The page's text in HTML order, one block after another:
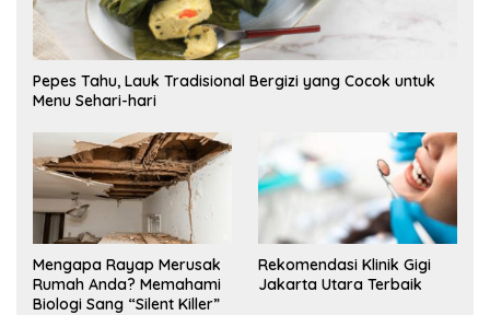
Pepes Tahu, Lauk Tradisional Bergizi yang Cocok untuk
Menu Sehari-hari
Mengapa Rayap Merusak
Rumah Anda? Memahami
Biologi Sang “Silent Killer”
Rekomendasi Klinik Gigi
Jakarta Utara Terbaik